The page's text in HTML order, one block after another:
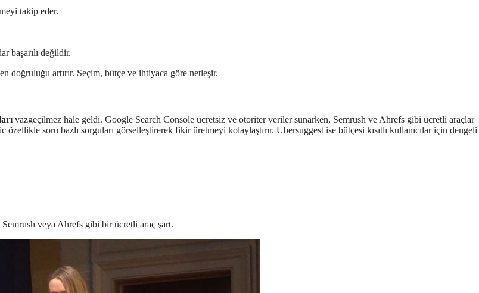
takip eder.
başarılı değildir.
doğruluğu artırır. Seçim, bütçe ve ihtiyaca göre netleşir.
vazgeçilmez hale geldi. Google Search Console ücretsiz ve otoriter veriler sunarken, Semrush ve Ahrefs gibi ücretli araçlar
soru bazlı sorguları görselleştirerek fikir üretmeyi kolaylaştırır. Ubersuggest ise bütçesi kısıtlı kullanıcılar için dengeli
veya Ahrefs gibi bir ücretli araç şart.